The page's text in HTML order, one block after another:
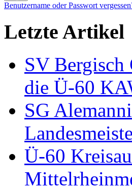
Benutzername oder Passwort
Letzte Artikel
SV Bergisch
die Ü-60
SG
Ü-60